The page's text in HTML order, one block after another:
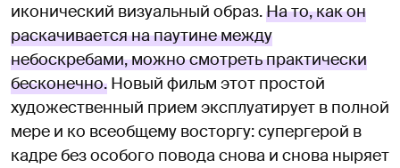
иконический визуальный образ.На то, как он
раскачивается на паутине между
небоскребами, можно смотреть практически
бесконечно. Новый фильм этот простой
художественный прием эксплуатирует в полной
мере и ко всеобщему восторгу: супергерой в
кадре без особого повода снова и снова ныряет